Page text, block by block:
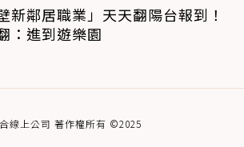
新鄰居職業」天天翻陽台報到！
：進到遊樂園
線上公司 著作權所有 ©2025